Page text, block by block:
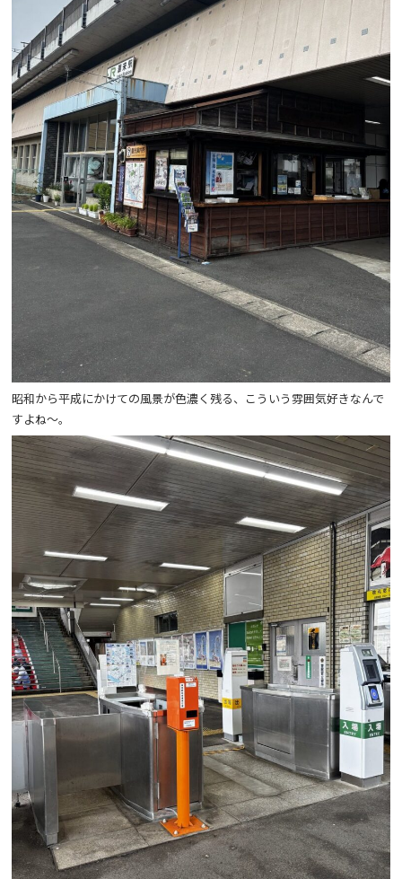
昭和から平成にかけての風景が色濃く残る、こういう雰囲気好きなんで
すよね～。